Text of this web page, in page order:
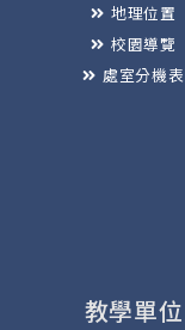
地理位置
校園導覽
處室分機表
教學單位